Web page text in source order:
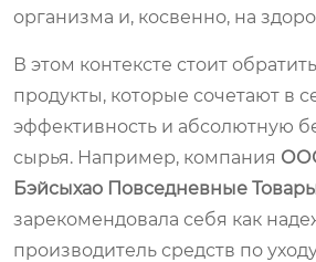
организма и, косвенно, на
В этом контексте стоит
продукты, которые сочетают в
эффективность и абсолютную
сырья. Например, компания
Бэйсыхао Повседневные
зарекомендовала себя как
производитель средств по